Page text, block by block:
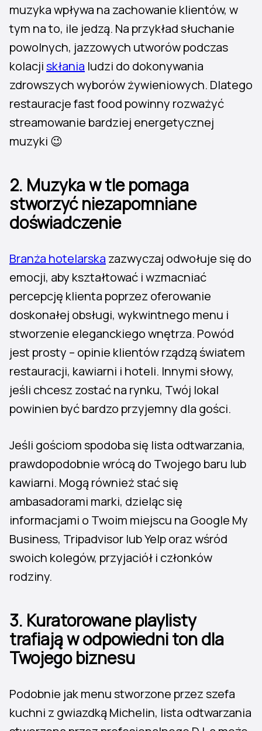
muzyka wpływa na zachowanie klientów, w
tym na to, ile jedzą. Na przykład słuchanie
powolnych, jazzowych utworów podczas
kolacjiskłania ludzi do dokonywania
zdrowszych wyborów żywieniowych. Dlatego
restauracje fast food powinny rozważyć
streamowanie bardziej energetycznej
muzyki 😉
2. Muzyka w tle pomaga
stworzyć niezapomniane
doświadczenie
Branża hotelarska zazwyczaj odwołuje się do
emocji, aby kształtować i wzmacniać
percepcję klienta poprzez oferowanie
doskonałej obsługi, wykwintnego menu i
stworzenie eleganckiego wnętrza. Powód
jest prosty – opinie klientów rządzą światem
restauracji, kawiarni i hoteli. Innymi słowy,
jeśli chcesz zostać na rynku, Twój lokal
powinien być bardzo przyjemny dla gości.
Jeśli gościom spodoba się lista odtwarzania,
prawdopodobnie wrócą do Twojego baru lub
kawiarni. Mogą również stać się
ambasadorami marki, dzieląc się
informacjami o Twoim miejscu na Google My
Business, Tripadvisor lub Yelp oraz wśród
swoich kolegów, przyjaciół i członków
rodziny.
3. Kuratorowane playlisty
trafiają w odpowiedni ton dla
Twojego biznesu
Podobnie jak menu stworzone przez szefa
kuchni z gwiazdką Michelin, lista odtwarzania